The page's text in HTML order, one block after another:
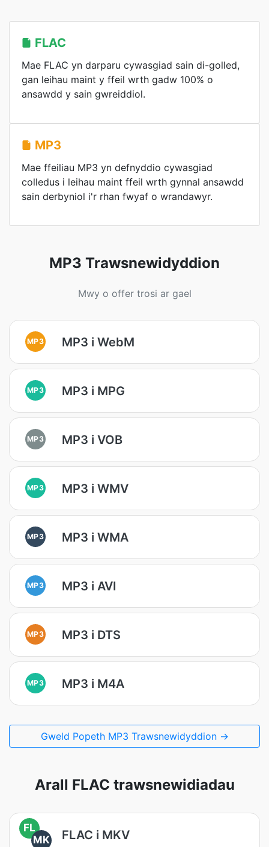
FLAC
Mae FLAC yn darparu cywasgiad sain di-golled,
gan leihau maint y ffeil wrth gadw 100% o
ansawdd y sain gwreiddiol.
MP3
Mae ffeiliau MP3 yn defnyddio cywasgiad
colledus i leihau maint ffeil wrth gynnal ansawdd
sain derbyniol i'r rhan fwyaf o wrandawyr.
MP3 Trawsnewidyddion
Mwy o offer trosi ar gael
MP3 MP3 i WebM
MP3 MP3 i MPG
MP3 MP3 i VOB
MP3 MP3 i WMV
MP3 MP3 i WMA
MP3 MP3 i AVI
MP3 MP3 i DTS
MP3 MP3 i M4A
Gweld Popeth MP3 Trawsnewidyddion →
Arall FLAC trawsnewidiadau
FL
MK
FLAC i MKV